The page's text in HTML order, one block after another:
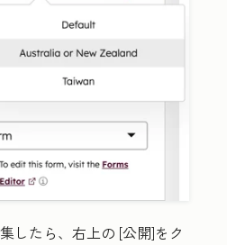
したら、右上の [公開]をク